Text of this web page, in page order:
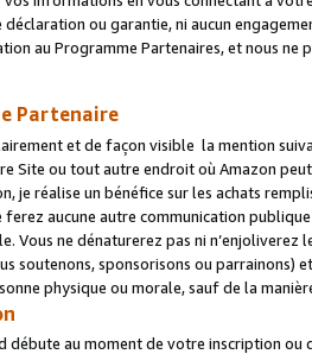
déclaration ou garantie, ni aucun
au Programme Partenaires, et nous
Partenaire
et de façon visible la mention
Site ou tout autre endroit où Amazon
je réalise un bénéfice sur les achats
aucune autre communication
Vous ne dénaturerez pas ni
soutenons, sponsorisons ou parrainons)
physique ou morale, sauf de la
débute au moment de votre inscription